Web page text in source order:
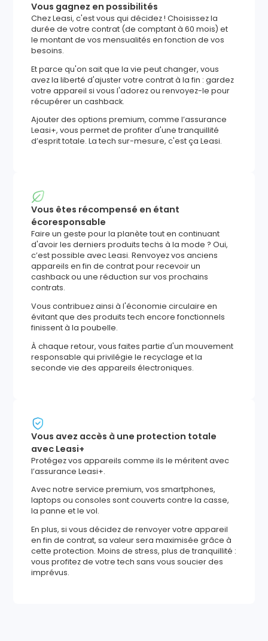
Vous gagnez en possibilités
Chez Leasi, c'est vous qui décidez ! Choisissez la
durée de votre contrat (de comptant à 60 mois) et
le montant de vos mensualités en fonction de vos
besoins.
Et parce qu'on sait que la vie peut changer, vous
avez la liberté d'ajuster votre contrat à la fin : gardez
votre appareil si vous l'adorez ou renvoyez-le pour
récupérer un cashback.
Ajouter des options premium, comme l’assurance
Leasi+, vous permet de profiter d'une tranquillité
d’esprit totale. La tech sur-mesure, c'est ça Leasi.
Vous êtes récompensé en étant
écoresponsable
Faire un geste pour la planète tout en continuant
d'avoir les derniers produits techs à la mode ? Oui,
c’est possible avec Leasi. Renvoyez vos anciens
appareils en fin de contrat pour recevoir un
cashback ou une réduction sur vos prochains
contrats.
Vous contribuez ainsi à l'économie circulaire en
évitant que des produits tech encore fonctionnels
finissent à la poubelle.
À chaque retour, vous faites partie d'un mouvement
responsable qui privilégie le recyclage et la
seconde vie des appareils électroniques.
Vous avez accès à une protection totale
avec Leasi+
Protégez vos appareils comme ils le méritent avec
l’assurance Leasi+.
Avec notre service premium, vos smartphones,
laptops ou consoles sont couverts contre la casse,
la panne et le vol.
En plus, si vous décidez de renvoyer votre appareil
en fin de contrat, sa valeur sera maximisée grâce à
cette protection. Moins de stress, plus de tranquillité :
vous profitez de votre tech sans vous soucier des
imprévus.